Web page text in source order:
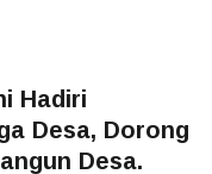
Hadiri
Desa, Dorong
Desa.